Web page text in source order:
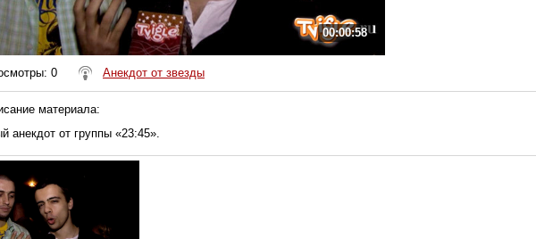
00:00:58
: 0 Анекдот от звезды
материала:
анекдот от группы «23:45».